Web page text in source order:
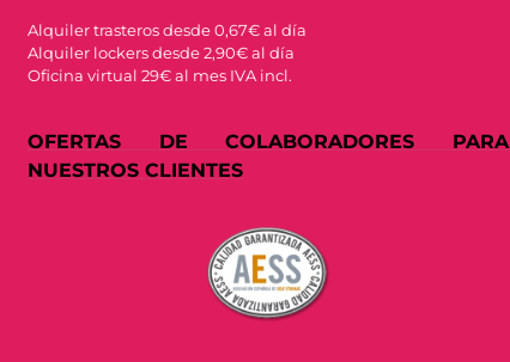
Alquiler trasteros desde 0,67€ al día
Alquiler lockers desde 2,90€ al día
Oficina virtual 29€ al mes IVA incl.
OFERTAS DE COLABORADORES PARA
NUESTROS CLIENTES